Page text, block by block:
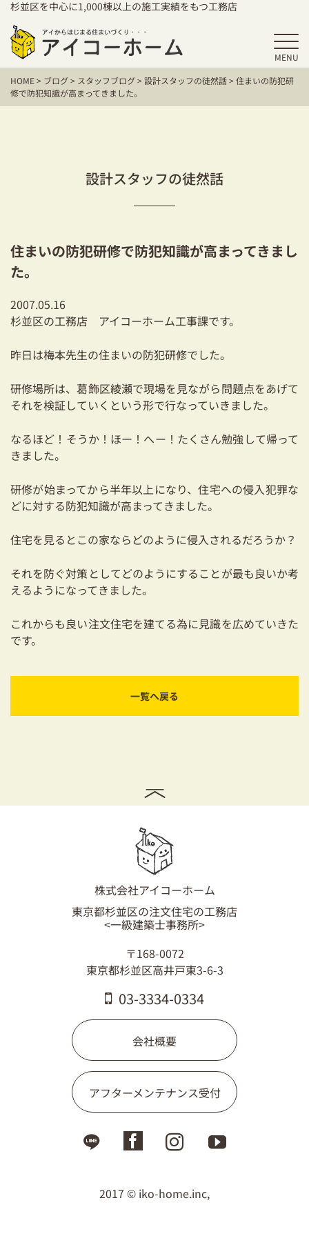
杉並区を中心に1,000棟以上の施工実績をもつ工務店
MENU
HOME
アイコーホームの家づくり
保証／アフターサポート
二世帯住宅をお考えの方
耐震対策も安心の家づくり
リフォーム・リノベーションをお考えの方
必見！土地からお探しの方へ
資金計画についてのご相談
ショールーム
お知らせ
採用情報
03-3334-0334
HOME> ブログ> スタッフブログ>設計スタッフの徒然話>住まいの防犯研
修で防犯知識が高まってきました。
設計スタッフの徒然話
住まいの防犯研修で防犯知識が高まってきまし
た。
2007.05.16
杉並区の工務店 アイコーホーム工事課です。
昨日は梅本先生の住まいの防犯研修でした。
研修場所は、葛飾区綾瀬で現場を見ながら問題点をあげて
それを検証していくという形で行なっていきました。
なるほど！そうか！ほー！へー！たくさん勉強して帰って
きました。
研修が始まってから半年以上になり、住宅への侵入犯罪な
どに対する防犯知識が高まってきました。
住宅を見るとこの家ならどのように侵入されるだろうか？
それを防ぐ対策としてどのようにすることが最も良いか考
えるようになってきました。
これからも良い注文住宅を建てる為に見識を広めていきた
です。
一覧へ戻る
株式会社アイコーホーム
東京都杉並区の注文住宅の工務店
<一級建築士事務所>
〒168-0072
東京都杉並区高井戸東3-6-3
03-3334-0334
会社概要
アフターメンテナンス受付
2017 © iko-home.inc,